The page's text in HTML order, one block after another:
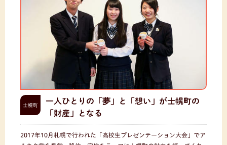
士幌町
一人ひとりの「夢」と「想い」が士幌町の
「財産」となる
2017年10月札幌で行われた「高校生プレゼンテーション大会」でア